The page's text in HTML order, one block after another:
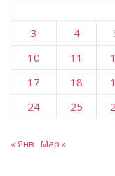
3
4
10
11
17
18
24
25
« Янв Мар »